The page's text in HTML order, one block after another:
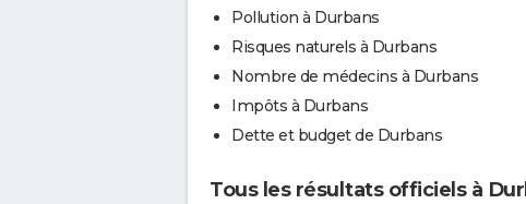
Pollution à Durbans
Risques naturels à Durbans
Nombre de médecins à Durbans
Impôts à Durbans
Dette et budget de Durbans
Tous les résultats officiels à